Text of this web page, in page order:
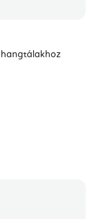
hangtálakhoz